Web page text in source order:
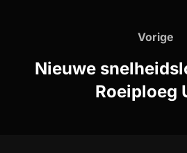
Vorige
Vorige
Nieuwe
Roeiploeg